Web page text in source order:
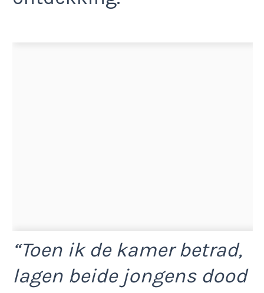
“Toen ik de kamer betrad,
lagen beide jongens dood